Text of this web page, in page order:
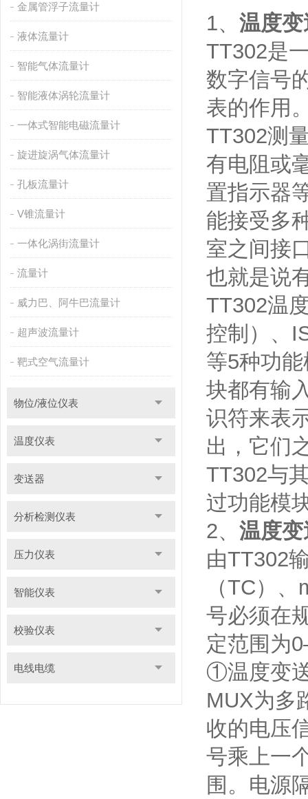
金属管浮子流量计
液体流量计
智能气体流量计
智能液体涡轮流量计
一体式智能电磁流量计
旋进旋涡气体流量计
孔板流量计
V锥流量计
一体化涡街流量计
流量计
威力巴、阿牛巴流量计
超声波流量计
靶式空气流量计
物位/液位仪表
温度仪表
变送器
分析检测仪表
压力仪表
智能仪表
校验仪表
电线电缆
1、 温度
TT302是
数字信号
表的作用
TT302测
有电阻或
置指示器
能接受多
室之间接
也就是说
TT302温
控制）、
等5种功
块都有输
识符来表
出，它们
TT302与
过功能模
2、 温度
由TT302
（TC）
号必须在
定范围为
①温度变
MUX为多
收的电压
号乘上一
围。电源